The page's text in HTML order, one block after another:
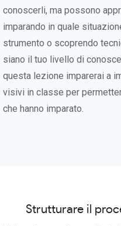
conoscerli, ma possono
imparando in quale
strumento o scoprendo
siano il tuo livello di
questa lezione imparerai a
visivi in classe per
che hanno imparato.
Strutturare il